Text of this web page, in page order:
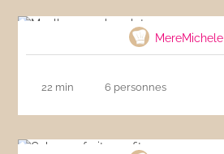
MereMichele
22 min 6 personnes